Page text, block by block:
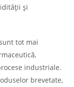
și
tot mai
industriale.
brevetate,